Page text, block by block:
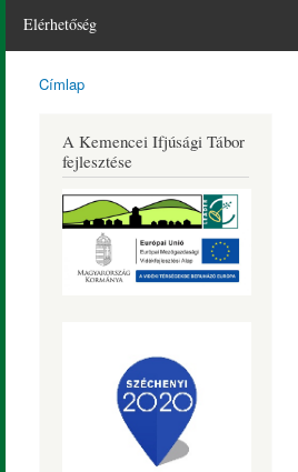
Elérhetőség
Kemence
Község
Honlapja
Címlap
A Kemencei Ifjúsági Tábor
fejlesztése